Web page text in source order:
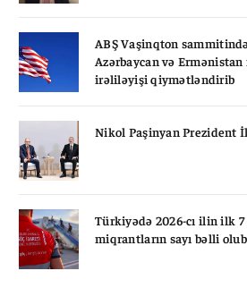
ABŞ Vaşinqton
Azərbaycan və
irəliləyişi qiymətləndirib
Nikol Paşinyan Prezident
Türkiyədə 2026-cı ilin ilk 7
miqrantların sayı bəlli